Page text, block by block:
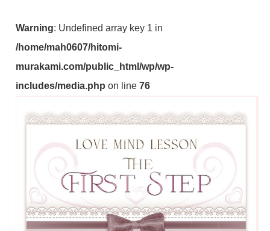
Warning: Undefined array key 1 in
/home/mah0607/hitomi-
murakami.com/public_html/wp/wp-
includes/media.php on line76